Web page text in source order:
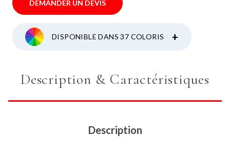
DEMANDER UN DEVIS
DISPONIBLE DANS 37 COLORIS +
Description & Caractéristiques
Description